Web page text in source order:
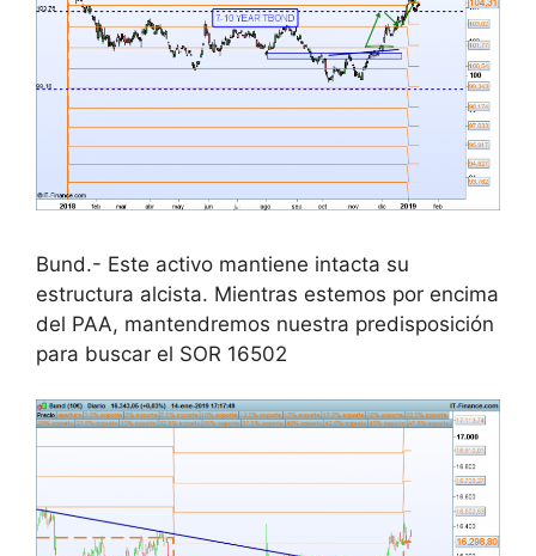
Bund.- Este activo mantiene intacta su
estructura alcista. Mientras estemos por encima
del PAA, mantendremos nuestra predisposición
para buscar el SOR 16502